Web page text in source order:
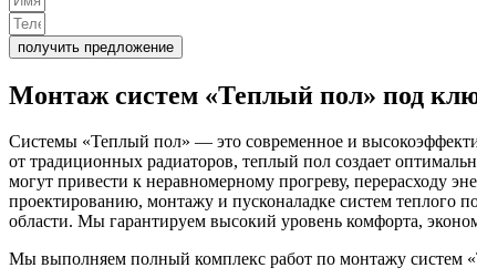
получить предложение
Монтаж систем «Теплый пол» под
Системы «Теплый пол» — это современное и
от традиционных радиаторов, теплый пол создает
могут привести к неравномерному прогреву, перерасходу
проектированию, монтажу и пусконаладке систем теплого
области. Мы гарантируем высокий уровень комфорта,
Мы выполняем полный комплекс работ по монтажу систем